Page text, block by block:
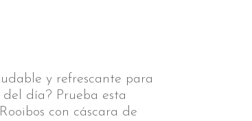
y refrescante para
día? Prueba esta
con cáscara de